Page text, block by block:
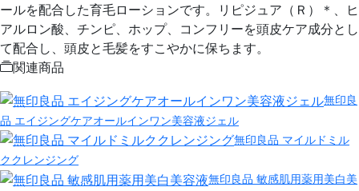
ールを配合した育毛ローションです。リピジュア（Ｒ）＊、ヒ
アルロン酸、チンピ、ホップ、コンフリーを頭皮ケア成分とし
て配合し、頭皮と毛髪をすこやかに保ちます。
関連商品
無印良
品 エイジングケアオールインワン美容液ジェル
無印良品 マイルドミル
ククレンジング
無印良品 敏感肌用薬用美白美